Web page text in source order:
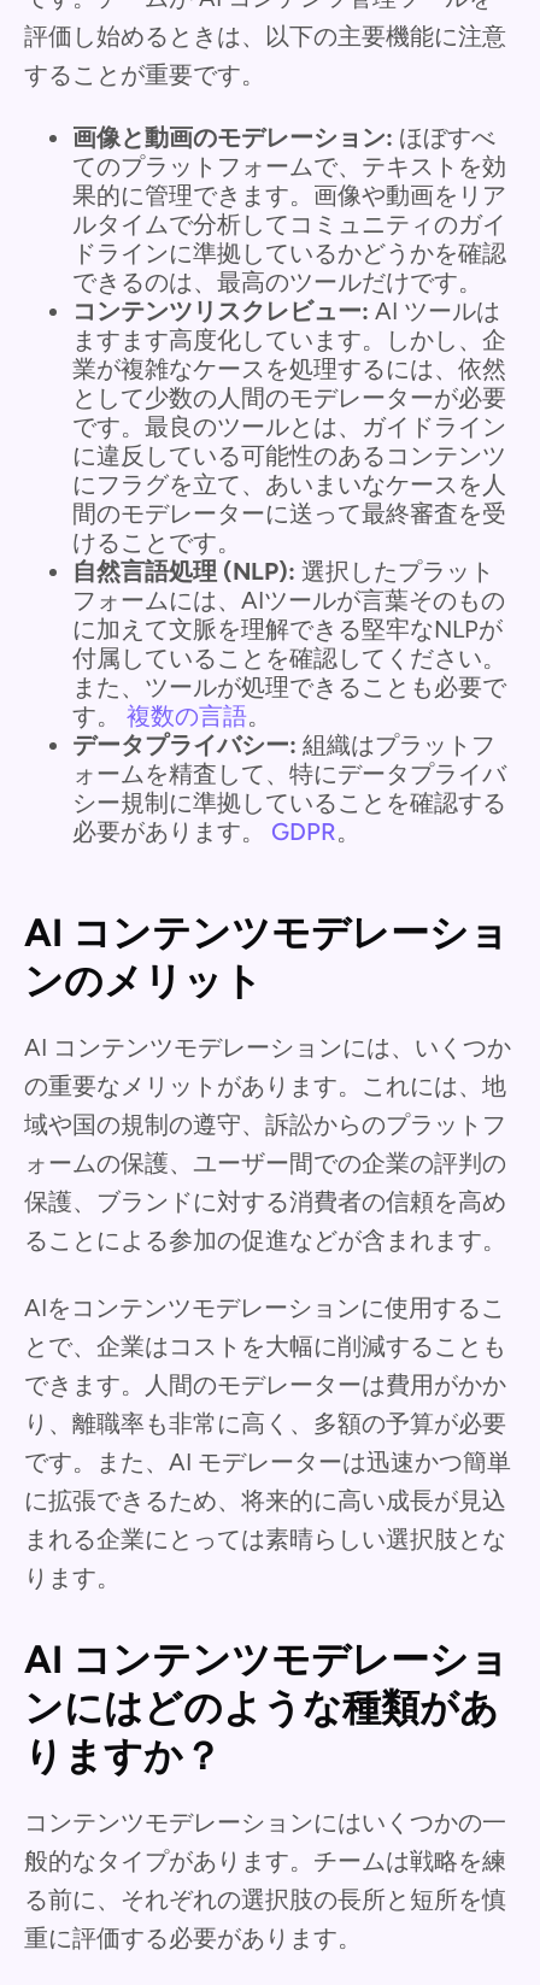
評価し始めるときは、以下の主要機能に注意
することが重要です。
画像と動画のモデレーション: ほぼすべ
てのプラットフォームで、テキストを効
果的に管理できます。画像や動画をリア
ルタイムで分析してコミュニティのガイ
ドラインに準拠しているかどうかを確認
できるのは、最高のツールだけです。
コンテンツリスクレビュー: AI ツールは
ますます高度化しています。しかし、企
業が複雑なケースを処理するには、依然
として少数の人間のモデレーターが必要
です。最良のツールとは、ガイドライン
に違反している可能性のあるコンテンツ
にフラグを立て、あいまいなケースを人
間のモデレーターに送って最終審査を受
けることです。
自然言語処理 (NLP): 選択したプラット
フォームには、AIツールが言葉そのもの
に加えて文脈を理解できる堅牢なNLPが
付属していることを確認してください。
また、ツールが処理できることも必要で
す。 複数の言語。
データプライバシー: 組織はプラットフ
ォームを精査して、特にデータプライバ
シー規制に準拠していることを確認する
必要があります。 GDPR。
AI コンテンツモデレーショ
ンのメリット
AI コンテンツモデレーションには、いくつか
の重要なメリットがあります。これには、地
域や国の規制の遵守、訴訟からのプラットフ
ォームの保護、ユーザー間での企業の評判の
保護、ブランドに対する消費者の信頼を高め
ることによる参加の促進などが含まれます。
AIをコンテンツモデレーションに使用するこ
とで、企業はコストを大幅に削減することも
できます。人間のモデレーターは費用がかか
り、離職率も非常に高く、多額の予算が必要
です。また、AI モデレーターは迅速かつ簡単
に拡張できるため、将来的に高い成長が見込
まれる企業にとっては素晴らしい選択肢とな
ります。
AI コンテンツモデレーショ
ンにはどのような種類があ
りますか？
コンテンツモデレーションにはいくつかの一
般的なタイプがあります。チームは戦略を練
る前に、それぞれの選択肢の長所と短所を慎
重に評価する必要があります。